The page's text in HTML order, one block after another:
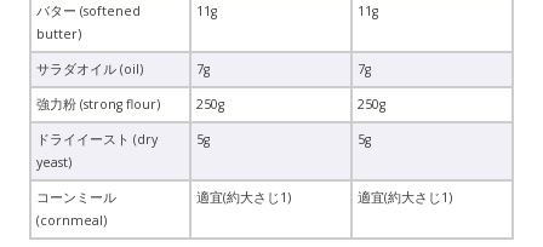
バター (softened
butter)
11g 11g
サラダオイル (oil) 7g 7g
強力粉 (strong flour) 250g 250g
ドライイースト (dry
yeast)
5g 5g
コーンミール
(cornmeal)
適宜(約大さじ1) 適宜(約大さじ1)